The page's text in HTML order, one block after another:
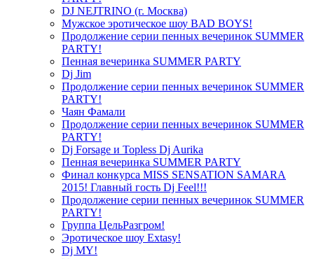
DJ NEJTRINO (г. Москва)
Мужское эротическое шоу BAD BOYS!
Продолжение серии пенных вечеринок SUMMER
PARTY!
Пенная вечеринка SUMMER PARTY
Dj Jim
Продолжение серии пенных вечеринок SUMMER
PARTY!
Чаян Фамали
Продолжение серии пенных вечеринок SUMMER
PARTY!
Dj Forsage и Topless Dj Aurika
Пенная вечеринка SUMMER PARTY
Финал конкурса MISS SENSATION SAMARA
2015! Главный гость Dj Feel!!!
Продолжение серии пенных вечеринок SUMMER
PARTY!
Группа ЦельРазгром!
Эротическое шоу Extasy!
Dj MY!